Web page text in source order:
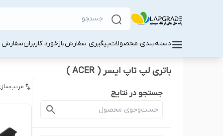
دسته‌بندی محصولاتپیگیری سفارشبازخورد کاربرانسفارش
باتری لپ‌ تاپ ایسر ( ACER )
جستجو در نتایج